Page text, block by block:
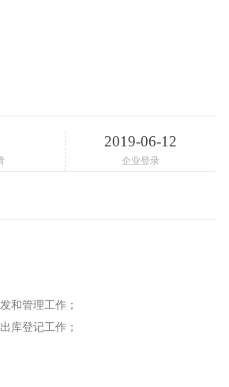
2019-06-12
企业登录
和管理工作；
库登记工作；